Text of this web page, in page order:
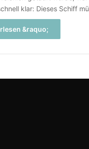
klar: Dieses Schiff
&raquo;